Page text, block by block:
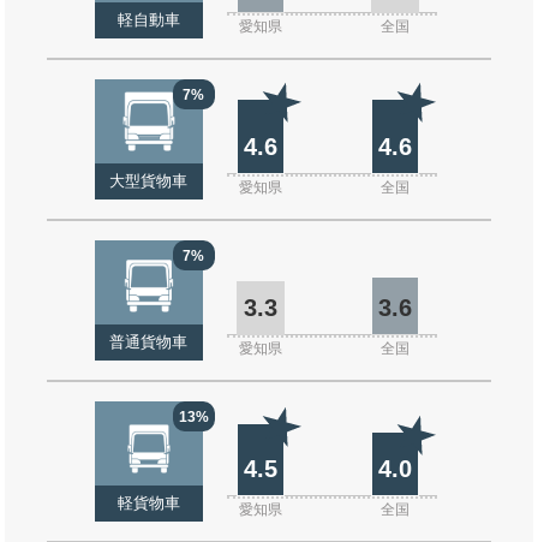
軽自動車 愛知県 全国
7%
大型貨物車
4.6 4.6
愛知県 全国
7%
普通貨物車
3.3 3.6
愛知県 全国
13%
軽貨物車
4.5 4.0
愛知県 全国